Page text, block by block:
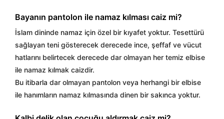
Bayanın pantolon ile namaz kılması caiz mi?
İslam dininde namaz için özel bir kıyafet yoktur. Tesettürü
sağlayan teni gösterecek derecede ince, şeffaf ve vücut
hatlarını belirtecek derecede dar olmayan her temiz elbise
ile namaz kılmak caizdir.
Bu itibarla dar olmayan pantolon veya herhangi bir elbise
ile hanımların namaz kılmasında dinen bir sakınca yoktur.